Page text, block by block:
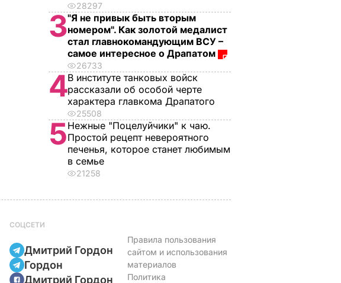
28297
3"Я не привык быть вторым
номером". Как золотой медалист
стал главнокомандующим ВСУ –
самое интересное о Драпатом
26733
4В институте танковых войск
рассказали об особой черте
характера главкома Драпатого
25508
5Нежные "Поцелуйчики" к чаю.
Простой рецепт невероятного
печенья, которое станет любимым
в семье
21258
СОЦСЕТИ
Дмитрий Гордон
Гордон
Дмитрий Гордон
Правила пользования
сайтом и использования
материалов
Политика